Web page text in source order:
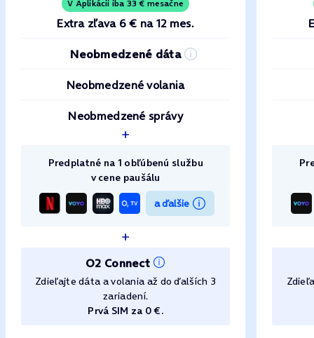
V Aplikácii iba 33 € mesačne
Extra zľava 6 € na 12 mes.
Neobmedzené dáta
Neobmedzené volania
Neobmedzené správy
Predplatné na 1 obľúbenú službu
v cene paušálu
a ďalšie
O2 Connect
Zdieľajte dáta a volania až do ďalších 3
zariadení.
Prvá SIM za 0 €.